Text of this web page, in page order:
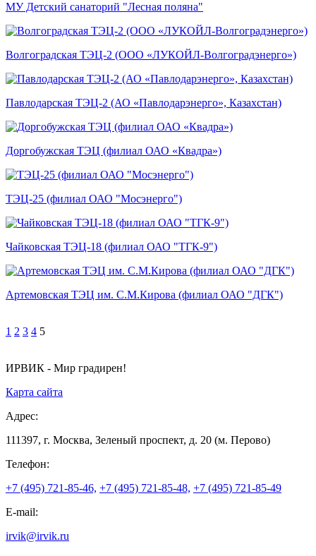
МУ Детский санаторий "Лесная поляна"
Волгоградская ТЭЦ-2 (ООО «ЛУКОЙЛ-Волгоградэнерго»)
Павлодарская ТЭЦ-2 (АО «Павлодарэнерго», Казахстан)
Доргобужская ТЭЦ (филиал ОАО «Квадра»)
ТЭЦ-25 (филиал ОАО "Мосэнерго")
Чайковская ТЭЦ-18 (филиал ОАО "ТГК-9")
Артемовская ТЭЦ им. С.М.Кирова (филиал ОАО "ДГК")
1 2 3 4 5
ИРВИК - Мир градирен!
Карта сайта
Адрес:
111397, г. Москва, Зеленый проспект, д. 20 (м. Перово)
Телефон:
+7 (495) 721-85-46, +7 (495) 721-85-48, +7 (495) 721-85-49
E-mail:
irvik@irvik.ru